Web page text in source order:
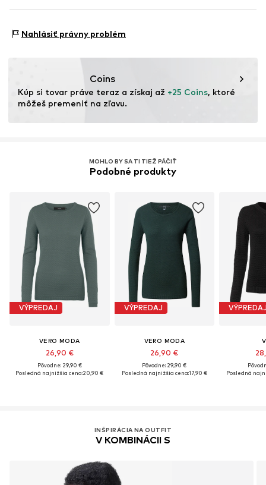
64372 Ober-Ramstadt
Nahlásiť právny problém
Coins
Kúp si tovar práve teraz a získaj až +25 Coins, ktoré
môžeš premeniť na zľavu.
MOHLO BY SA TI TIEŽ PÁČIŤ
Podobné produkty
VÝPREDAJ
VERO MODA
26,90 €
Pôvodne: 29,90 €
Posledná najnižšia cena:20,90 €
VÝPREDAJ
VERO MODA
26,90 €
Pôvodne: 29,90 €
Posledná najnižšia cena:17,90 €
Posledná
INŠPIRÁCIA NA OUTFIT
V KOMBINÁCII S